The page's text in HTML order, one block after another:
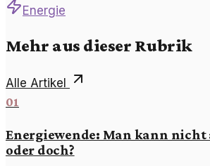
Energie
Mehr aus dieser Rubrik
Alle Artikel
01
Energiewende: Man kann nicht
oder doch?